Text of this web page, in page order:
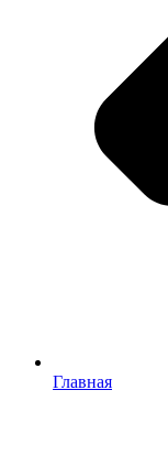
Главная